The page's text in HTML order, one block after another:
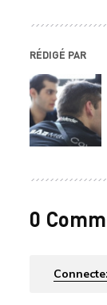
RÉDIGÉ PAR
0